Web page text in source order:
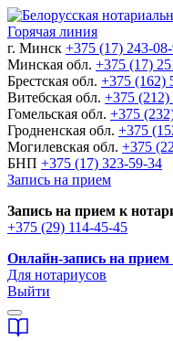
Горячая линия
г. Минск +375 (17) 243-
Минская обл. +375 (17)
Брестская обл. +375 (162)
Витебская обл. +375 (212)
Гомельская обл. +375
Гродненская обл. +375
Могилевская обл. +375
БНП +375 (17) 323-59-34
Запись на прием
Запись на прием к
+375 (29) 114-45-45
Онлайн-запись на прием
Для нотариусов
Выйти